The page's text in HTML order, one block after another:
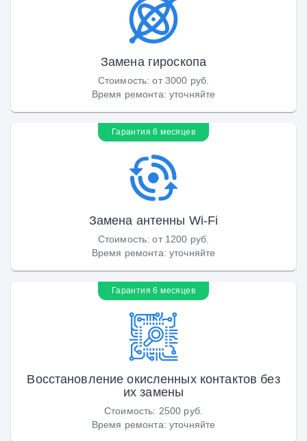
Замена гироскопа
Стоимость:от 3000 руб.
Время ремонта: уточняйте
Гарантия 6 месяцев
Замена антенны Wi-Fi
Стоимость:от 1200 руб.
Время ремонта: уточняйте
Гарантия 6 месяцев
Восстановление окисленных контактов без
их замены
Стоимость: 2500 руб.
Время ремонта: уточняйте